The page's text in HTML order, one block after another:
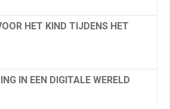
HET KIND TIJDENS HET
IN EEN DIGITALE WERELD